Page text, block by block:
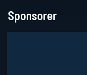
Sponsorer